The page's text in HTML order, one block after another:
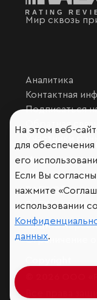
Мир сквозь
Аналитика
Контактная
Подписаться
Обратная связь
Участники
Мы в
VK
RAEX
RAEX
Защита
Ограничение
© 2026 ООО
На этом веб-
для
его
Если Вы
нажмите
использовании
данных.